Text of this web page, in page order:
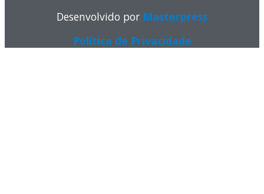
Desenvolvido por Masterpress
Política de Privacidade